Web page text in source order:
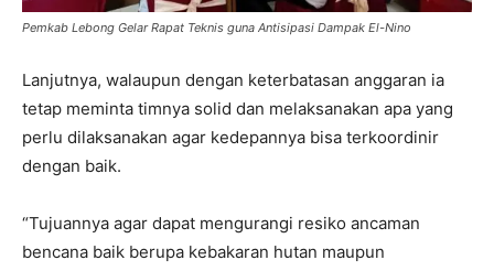
Pemkab Lebong Gelar Rapat Teknis guna Antisipasi Dampak El-Nino
Lanjutnya, walaupun dengan keterbatasan anggaran ia
tetap meminta timnya solid dan melaksanakan apa yang
perlu dilaksanakan agar kedepannya bisa terkoordinir
dengan baik.
“Tujuannya agar dapat mengurangi resiko ancaman
bencana baik berupa kebakaran hutan maupun